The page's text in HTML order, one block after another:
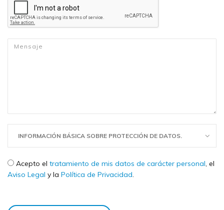
Mensaje*
INFORMACIÓN BÁSICA SOBRE PROTECCIÓN DE DATOS.
Check legal *
Acepto el tratamiento de mis datos de carácter personal, el
Aviso Legal y la Política de Privacidad.